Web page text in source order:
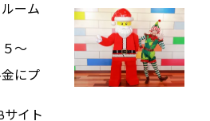
ーム
～
にプ
イト